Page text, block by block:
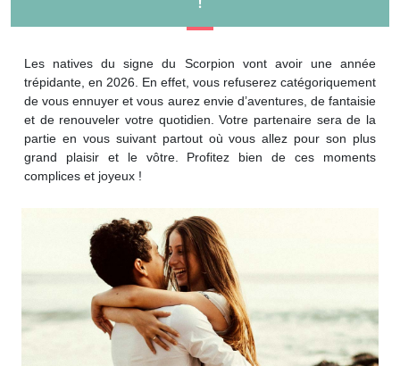
Les natives du signe du Scorpion vont avoir une année
trépidante, en 2026. En effet, vous refuserez catégoriquement
de vous ennuyer et vous aurez envie d’aventures, de fantaisie
et de renouveler votre quotidien. Votre partenaire sera de la
partie en vous suivant partout où vous allez pour son plus
grand plaisir et le vôtre. Profitez bien de ces moments
complices et joyeux !